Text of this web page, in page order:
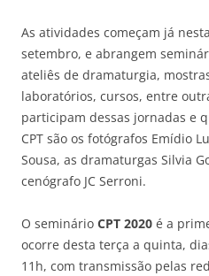
As atividades começam já
setembro, e abrangem
ateliês de dramaturgia,
laboratórios, cursos, entre
participam dessas jornadas e
CPT são os fotógrafos Emídio
Sousa, as dramaturgas Silvia
cenógrafo JC Serroni.
O seminário CPT 2020 é a
ocorre desta terça a quinta,
11h, com transmissão pelas